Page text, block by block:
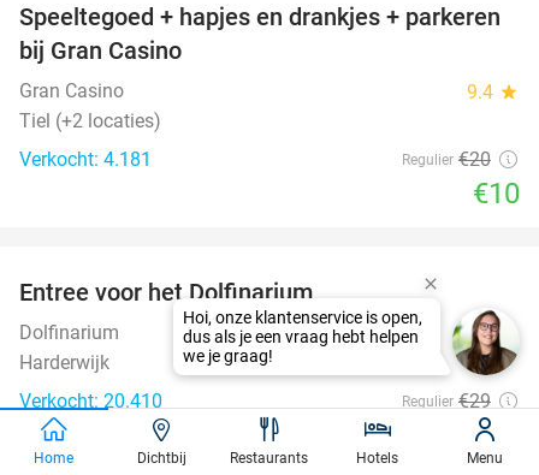
50%
Speeltegoed + hapjes en drankjes + parkeren
bij Gran Casino
Gran Casino 9.4 star
Tiel (+2 locaties)
Verkocht: 4.181
Regulier €20
€10
36%
Entree voor het Dolfinarium
Dolfinarium 8.5star
Harderwijk
Verkocht: 20.410
Regulier €29
€18
Home Dichtbij Restaurants Hotels Menu
Hoi, onze klantenservice is open,
dus als je een vraag hebt helpen
we je graag!